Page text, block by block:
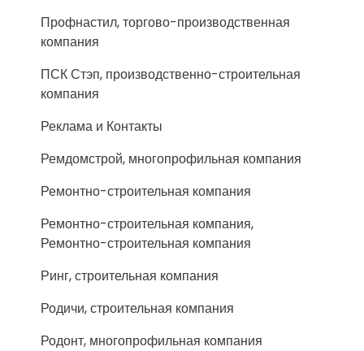
Профнастил, торгово-производственная
компания
ПСК Стэп, производственно-строительная
компания
Реклама и Контакты
Ремдомстрой, многопрофильная компания
Ремонтно-строительная компания
Ремонтно-строительная компания,
Ремонтно-строительная компания
Ринг, строительная компания
Родичи, строительная компания
Родонт, многопрофильная компания